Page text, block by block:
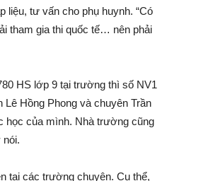
liệu, tư vấn cho phụ huynh. “Có
tham gia thi quốc tế… nên phải
HS lớp 9 tại trường thì số NV1
Hồng Phong và chuyên Trần
học của mình. Nhà trường cũng
nói.
tại các trường chuyên. Cụ thể,